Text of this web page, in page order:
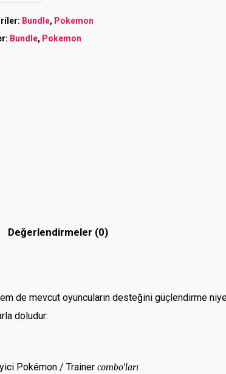
Bundle, Pokemon
Bundle, Pokemon
Değerlendirmeler (0)
de mevcut oyuncuların desteğini güçlendirme
doludur:
Pokémon / Trainer combo’ları